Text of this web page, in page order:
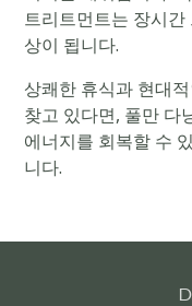
트리트먼트는 장시
상이 됩니다.
상쾌한 휴식과 현대
찾고 있다면, 풀만 다
에너지를 회복할 수
니다.